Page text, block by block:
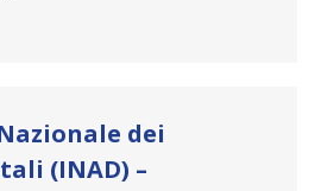
dei
(INAD) –